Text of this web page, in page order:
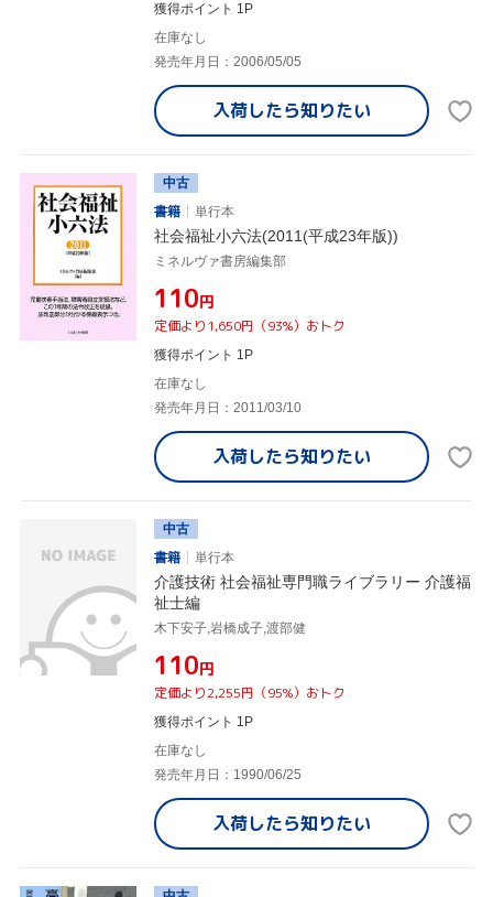
獲得ポイント 1P
在庫なし
発売年月日：2006/05/05
入荷したら知りたい
中古
書籍
単行本
社会福祉小六法(2011(平成23年版))
ミネルヴァ書房編集部
¥110円
定価より1,650円（93%）おトク
獲得ポイント 1P
在庫なし
発売年月日：2011/03/10
入荷したら知りたい
中古
書籍
単行本
介護技術 社会福祉専門職ライブラリー 介護福
祉士編
木下安子,岩橋成子,渡部健
¥110円
定価より2,255円（95%）おトク
獲得ポイント 1P
在庫なし
発売年月日：1990/06/25
入荷したら知りたい